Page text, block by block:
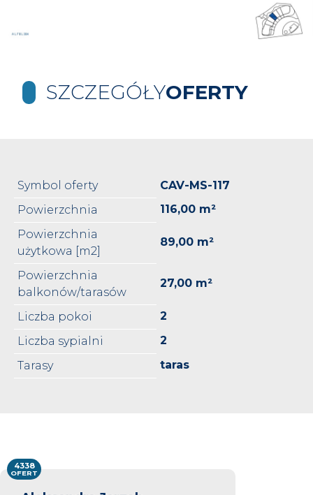
SZCZEGÓŁYOFERTY
Symbol oferty
CAV-MS-117
Powierzchnia
116,00 m²
Powierzchnia
użytkowa [m2]
89,00 m²
Powierzchnia
balkonów/tarasów
27,00 m²
Liczba pokoi
2
Liczba sypialni
2
Tarasy
taras
4338
OFERT